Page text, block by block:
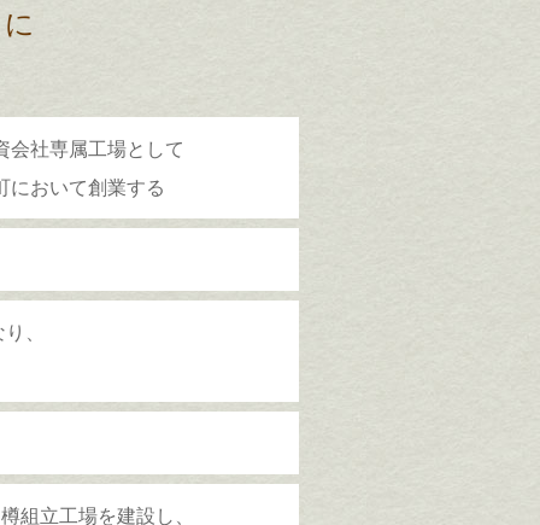
会社専属工場として
において創業する
、
組立工場を建設し、